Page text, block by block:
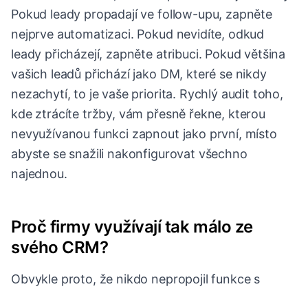
Pokud leady propadají ve follow-upu, zapněte
nejprve automatizaci. Pokud nevidíte, odkud
leady přicházejí, zapněte atribuci. Pokud většina
vašich leadů přichází jako DM, které se nikdy
nezachytí, to je vaše priorita. Rychlý audit toho,
kde ztrácíte tržby, vám přesně řekne, kterou
nevyužívanou funkci zapnout jako první, místo
abyste se snažili nakonfigurovat všechno
najednou.
Proč firmy využívají tak málo ze
svého CRM?
Obvykle proto, že nikdo nepropojil funkce s